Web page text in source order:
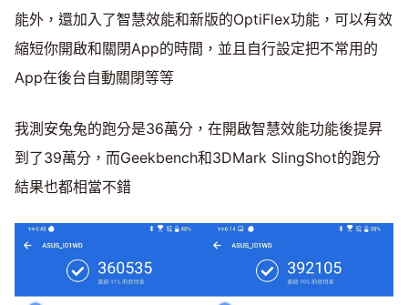
能外，還加入了智慧效能和新版的OptiFlex功能，可以有效
縮短你開啟和關閉App的時間，並且自行設定把不常用的
App在後台自動關閉等等
我測安兔兔的跑分是36萬分，在開啟智慧效能功能後提昇
到了39萬分，而Geekbench和3DMark SlingShot的跑分
結果也都相當不錯